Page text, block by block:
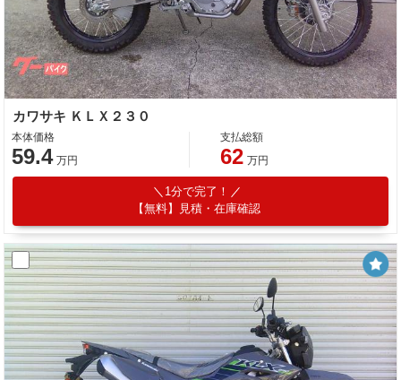
カワサキ ＫＬＸ２３０
本体価格
59.4 万円
支払総額
62 万円
1分で完了！
【無料】見積・在庫確認